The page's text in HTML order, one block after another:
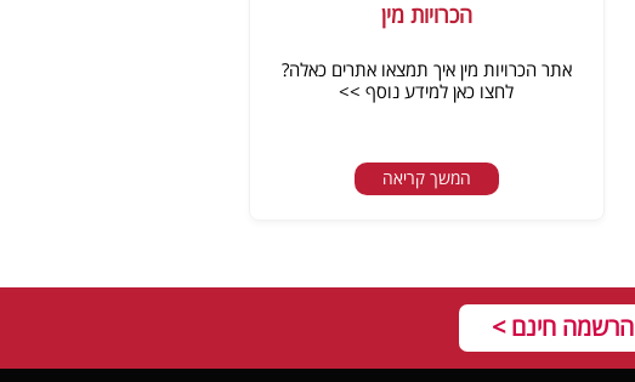
הכרויות מין
אתר הכרויות מין איך תמצאו אתרים כאלה?
לחצו כאן למידע נוסף >>
המשך קריאה
הרשמה חינם >